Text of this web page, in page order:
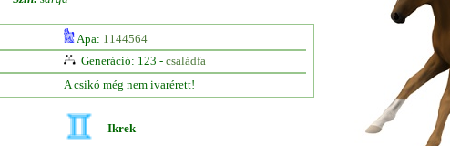
Apa: 1144564
Generáció: 123 - családfa
A csikó még nem ivarérett!
Ikrek